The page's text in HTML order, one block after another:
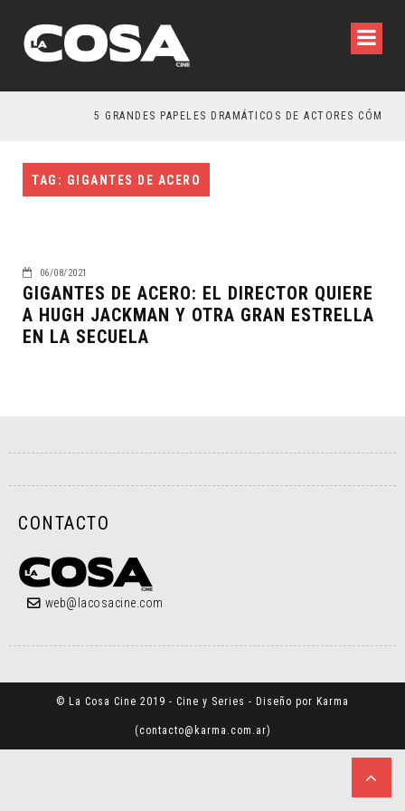
5 GRANDES PAPELES DRAMÁTICOS DE ACTORES CÓMICOS
TAG: GIGANTES DE ACERO
06/08/2021
GIGANTES DE ACERO: EL DIRECTOR QUIERE
A HUGH JACKMAN Y OTRA GRAN ESTRELLA
EN LA SECUELA
CONTACTO
web@lacosacine.com
© La Cosa Cine 2019 - Cine y Series - Diseño por Karma
(contacto@karma.com.ar)